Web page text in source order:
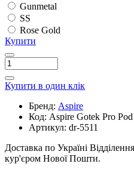
Gunmetal
SS
Rose Gold
Купити
Купити в один клік
Бренд: Aspire
Код: Aspire Gotek Pro
Артикул: dr-5511
Доставка по Україні
кур'єром Нової Пошти.